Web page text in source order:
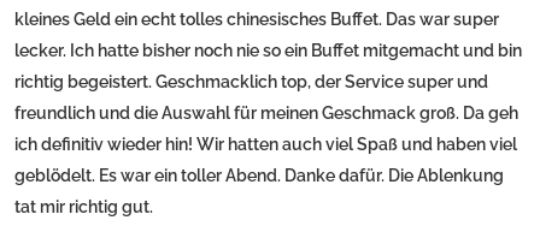
kleines Geld ein echt tolles chinesisches Buffet. Das war super
lecker. Ich hatte bisher noch nie so ein Buffet mitgemacht und bin
richtig begeistert. Geschmacklich top, der Service super und
freundlich und die Auswahl für meinen Geschmack groß. Da geh
ich definitiv wieder hin! Wir hatten auch viel Spaß und haben viel
geblödelt. Es war ein toller Abend. Danke dafür. Die Ablenkung
tat mir richtig gut.